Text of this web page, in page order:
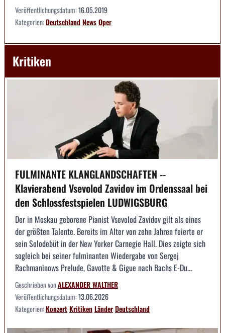
Veröffentlichungsdatum:16.05.2019
Kategorien:DeutschlandNewsOper
Kritiken
FULMINANTE KLANGLANDSCHAFTEN --
Klavierabend Vsevolod Zavidov im Ordenssaal bei
den Schlossfestspielen LUDWIGSBURG
Der in Moskau geborene Pianist Vsevolod Zavidov gilt als eines
der größten Talente. Bereits im Alter von zehn Jahren feierte er
sein Solodebüt in der New Yorker Carnegie Hall. Dies zeigte sich
sogleich bei seiner fulminanten Wiedergabe von Sergej
Rachmaninows Prelude, Gavotte & Gigue nach Bachs E-Du...
Geschrieben vonALEXANDER WALTHER
Veröffentlichungsdatum:13.06.2026
Kategorien:KonzertKritikenLänderDeutschland